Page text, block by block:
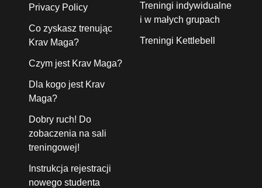
Privacy Policy
Co zyskasz trenując
Krav Maga?
Czym jest Krav Maga?
Dla kogo jest Krav
Maga?
Dobry ruch! Do
zobaczenia na sali
treningowej!
Instrukcja rejestracji
nowego studenta
Treningi indywidualne
i w małych grupach
Treningi Kettlebell